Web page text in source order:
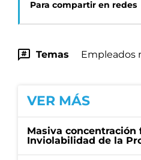
Para compartir en redes
Temas Empleados
VER MÁS
Masiva
Inviolabilidad de la